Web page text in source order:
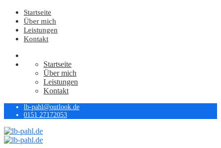
Startseite
Über mich
Leistungen
Kontakt
Startseite
Über mich
Leistungen
Kontakt
lb-pahl@outlook.de
0151 27172053